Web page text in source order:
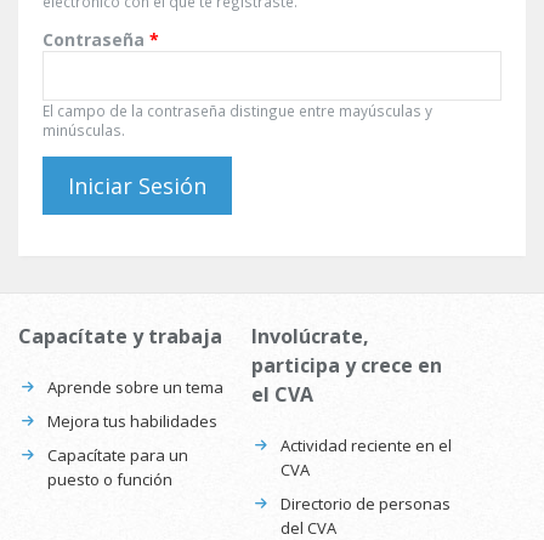
Contraseña *
El campo de la contraseña distingue entre mayúsculas y
minúsculas.
Capacítate y trabaja
Aprende sobre un tema
Mejora tus habilidades
Capacítate para un
puesto o función
Involúcrate,
participa y crece en
el CVA
Actividad reciente en el
CVA
Directorio de personas
del CVA